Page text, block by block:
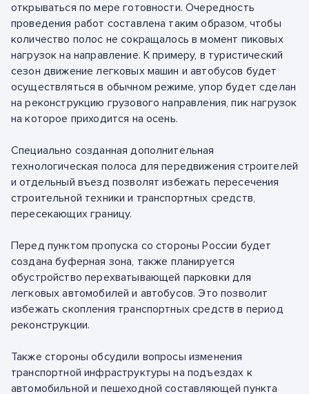
открываться по мере готовности. Очередность
проведения работ составлена таким образом, чтобы
количество полос не сокращалось в момент пиковых
нагрузок на направление. К примеру, в туристический
сезон движение легковых машин и автобусов будет
осуществляться в обычном режиме, упор будет сделан
на реконструкцию грузового направления, пик нагрузок
на которое приходится на осень.
Специально созданная дополнительная
технологическая полоса для передвижения строителей
и отдельный въезд позволят избежать пересечения
строительной техники и транспортных средств,
пересекающих границу.
Перед пунктом пропуска со стороны России будет
создана буферная зона, также планируется
обустройство перехватывающей парковки для
легковых автомобилей и автобусов. Это позволит
избежать скопления транспортных средств в период
реконструкции.
Также стороны обсудили вопросы изменения
транспортной инфраструктуры на подъездах к
автомобильной и пешеходной составляющей пункта